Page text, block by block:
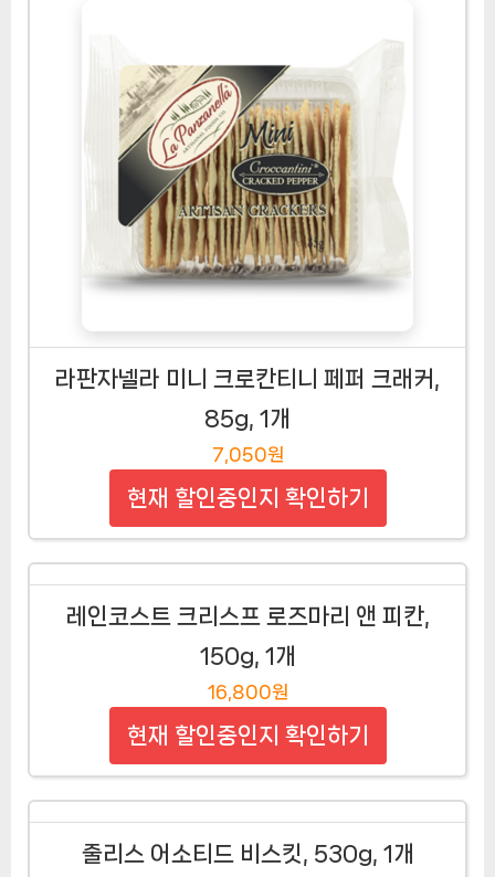
라판자넬라 미니 크로칸티니 페퍼 크래커,
85g, 1개
7,050원
현재 할인중인지 확인하기
레인코스트 크리스프 로즈마리 앤 피칸,
150g, 1개
16,800원
현재 할인중인지 확인하기
줄리스 어소티드 비스킷, 530g, 1개